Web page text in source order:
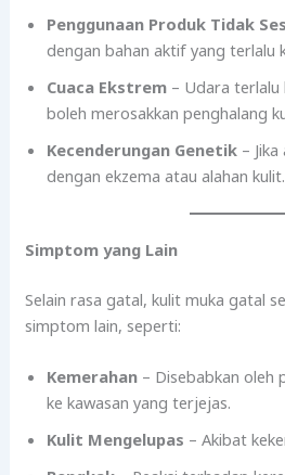
Penggunaan Produk Tidak
dengan bahan aktif yang terlalu
Cuaca Ekstrem – Udara
boleh merosakkan penghalang
Kecenderungan Genetik –
dengan ekzema atau alahan kulit.
Simptom yang Lain
Selain rasa gatal, kulit muka gatal
simptom lain, seperti:
Kemerahan – Disebabkan oleh
ke kawasan yang terjejas.
Kulit Mengelupas – Akibat